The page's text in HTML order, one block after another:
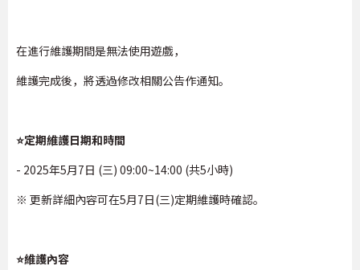
在進行維護期間是無法使用遊戲，
維護完成後，將透過修改相關公告作通知。
⭐定期維護日期和時間
- 2025年5月7日 (三) 09:00~14:00 (共5小時)
※ 更新詳細內容可在5月7日(三)定期維護時確認。
⭐維護內容